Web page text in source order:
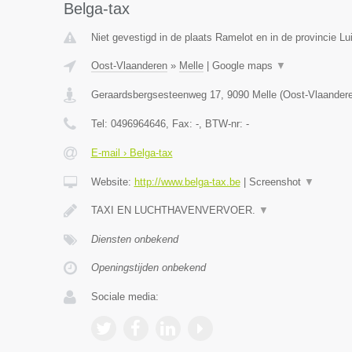
Belga-tax
Niet gevestigd in de plaats Ramelot en in de provincie
Oost-Vlaanderen» Melle| Google maps ▼
Geraardsbergsesteenweg 17, 9090 Melle(Oost-
Tel: 0496964646, Fax: -, BTW-nr: -
E-mail › Belga-tax
Website: http://www.belga-tax.be| Screenshot ▼
TAXI EN LUCHTHAVENVERVOER. ▼
Diensten onbekend
Openingstijden onbekend
Sociale media: